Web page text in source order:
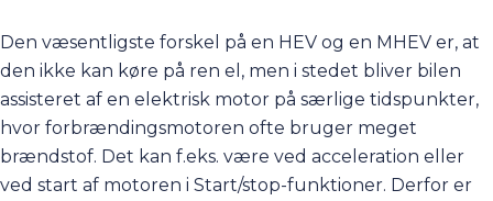
behov.
Den væsentligste forskel på en HEV og en MHEV er, at
den ikke kan køre på ren el, men i stedet bliver bilen
assisteret af en elektrisk motor på særlige tidspunkter,
hvor forbrændingsmotoren ofte bruger meget
brændstof. Det kan f.eks. være ved acceleration eller
ved start af motoren i Start/stop-funktioner. Derfor er